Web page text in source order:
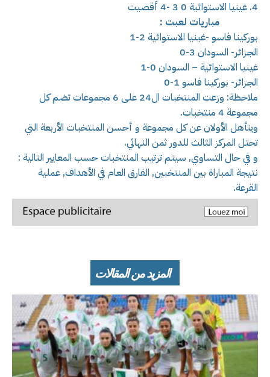
4. غينيا الاستوائية 0 3 -4 أقصيت
مباريات لعبت :
بوركينا فاسو -غينيا الاستوائية 2-1
الجزائر- السودان 3-0
غينيا الاستوائية – السودان 0-1
الجزائر- بوركينا فاسو 1-0
ملاحظة: وزعت المنتخبات ال24 على 6 مجموعات تضم كل
مجموعة 4 منتخبات.
ويتأهل الأولان عن كل مجموعة و أحسن المنتخبات الأربعة التي
تحتل المركز الثالث للدور ثمن النهائي.
و في حال التساوي, سيتم ترتيب المنتخبات حسب المعايير التالية :
نتيجة المباراة بين المنتخبين, الفارق العام في الأهداف, عملية
القرعة.
المزيد من المقالات